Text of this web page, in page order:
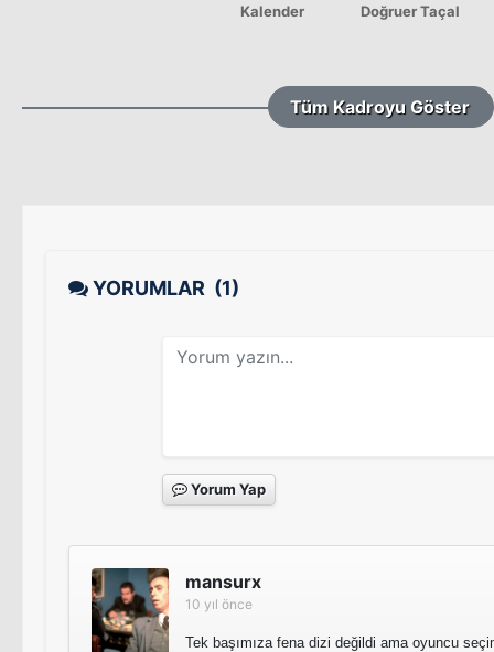
Kalender
Doğruer Taçal
Tüm Kadroyu Göster
YORUMLAR (1)
Yorum Yap
mansurx
10 yıl önce
Tek başımıza fena dizi değildi ama oyuncu